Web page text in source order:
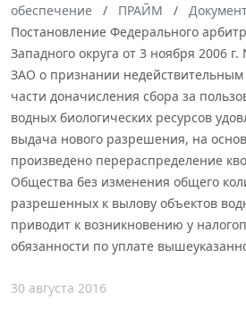
обеспечение
ПРАЙМ
Постановление Федерального
Западного округа от 3 ноября 2006
ЗАО о признании
части доначисления сбора за
водных биологических ресурсов
выдача нового разрешения, на
произведено перераспределение
Общества без изменения общего
разрешенных к вылову объектов
приводит к возникновению у
обязанности по уплате
30 августа 2016